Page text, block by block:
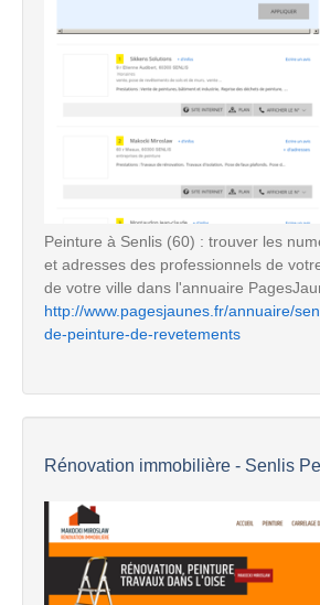
Peinture à Senlis (60) : trouver les
et adresses des professionnels de
de votre ville dans l'annuaire
http://www.pagesjaunes.fr/annuaire/
de-peinture-de-revetements
Rénovation immobilière - Senlis